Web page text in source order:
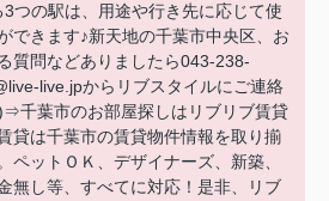
つの駅は、用途や行き先に応じて使
できます♪新天地の千葉市中央区、お
質問などありましたら043-238-
live.jpからリブスタイルにご連絡
千葉市のお部屋探しはリブリブ賃貸
貸は千葉市の賃貸物件情報を取り揃
ペットＯＫ、デザイナーズ、新築、
無し等、すべてに対応！是非、リブ